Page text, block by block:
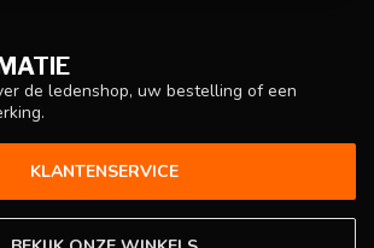
de ledenshop, uw bestelling of een
KLANTENSERVICE